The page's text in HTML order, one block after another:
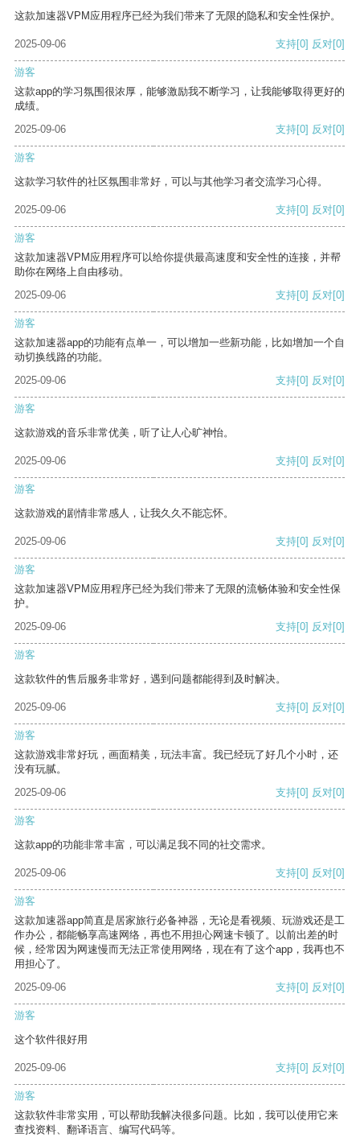
这款加速器VPM应用程序已经为我们带来了无限的隐私和安全性保护。
2025-09-06 支持[0] 反对[0]
游客
这款app的学习氛围很浓厚，能够激励我不断学习，让我能够取得更好的
成绩。
2025-09-06
支持[0] 反对[0]
游客
这款学习软件的社区氛围非常好，可以与其他学习者交流学习心得。
2025-09-06 支持[0] 反对[0]
游客
这款加速器VPM应用程序可以给你提供最高速度和安全性的连接，并帮
助你在网络上自由移动。
2025-09-06
支持[0] 反对[0]
游客
这款加速器app的功能有点单一，可以增加一些新功能，比如增加一个自
动切换线路的功能。
2025-09-06
支持[0] 反对[0]
游客
这款游戏的音乐非常优美，听了让人心旷神怡。
2025-09-06 支持[0] 反对[0]
游客
这款游戏的剧情非常感人，让我久久不能忘怀。
2025-09-06 支持[0] 反对[0]
游客
这款加速器VPM应用程序已经为我们带来了无限的流畅体验和安全性保
护。
2025-09-06
支持[0] 反对[0]
游客
这款软件的售后服务非常好，遇到问题都能得到及时解决。
2025-09-06 支持[0] 反对[0]
游客
这款游戏非常好玩，画面精美，玩法丰富。我已经玩了好几个小时，还
没有玩腻。
2025-09-06
支持[0] 反对[0]
游客
这款app的功能非常丰富，可以满足我不同的社交需求。
2025-09-06 支持[0] 反对[0]
游客
这款加速器app简直是居家旅行必备神器，无论是看视频、玩游戏还是工
作办公，都能畅享高速网络，再也不用担心网速卡顿了。以前出差的时
候，经常因为网速慢而无法正常使用网络，现在有了这个app，我再也不
用担心了。
2025-09-06
支持[0] 反对[0]
游客
这个软件很好用
2025-09-06 支持[0] 反对[0]
游客
这款软件非常实用，可以帮助我解决很多问题。比如，我可以使用它来
查找资料、翻译语言、编写代码等。